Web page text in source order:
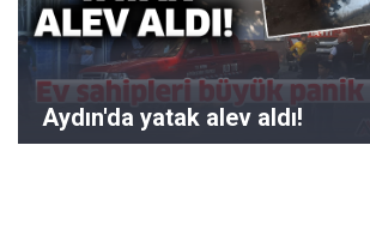
Aydın'da yatak alev aldı!